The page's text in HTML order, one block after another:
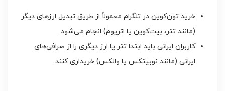
خرید تون‌کوین در تلگرام معمولاً از طریق تبدیل ارزهای دیگر
(مانند تتر، بیت‌کوین یا اتریوم) انجام می‌شود.
کاربران ایرانی باید ابتدا تتر یا ارز دیگری را از صرافی‌های
ایرانی (مانند نوبیتکس یا والکس) خریداری کنند.